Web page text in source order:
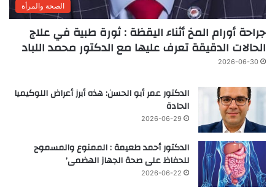
الصحة والمرأة
جراحة أورام المخ أثناء اليقظة : ثورة طبية في علاج
الحالات الدقيقة تعرف عليها مع الدكتور محمد اللباد
2026-06-30
الدكتور عمر أبو الحسن: هذه أبرز أعراض اللوكيميا
الحادة
2026-06-29
الدكتور أحمد طعيمة : الممنوع والمسموح
للحفاظ على صحة الجهاز الهضمى’
2026-06-22